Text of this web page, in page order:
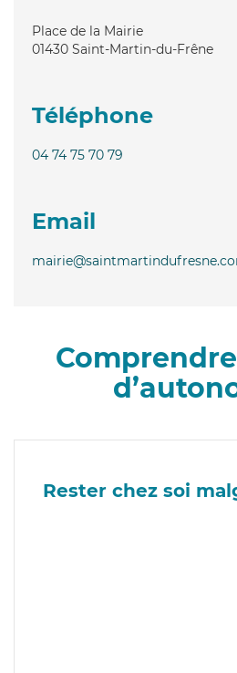
Place de la Mairie
01430 Saint-Martin-du-Frêne
Téléphone
04 74 75 70 79
Email
Rester chez soi